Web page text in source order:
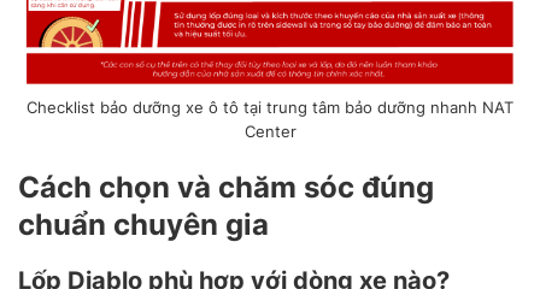
Checklist bảo dưỡng xe ô tô tại trung tâm bảo dưỡng nhanh NAT
Center
Cách chọn và chăm sóc đúng
chuẩn chuyên gia
Lốp Diablo phù hợp với dòng xe nào?